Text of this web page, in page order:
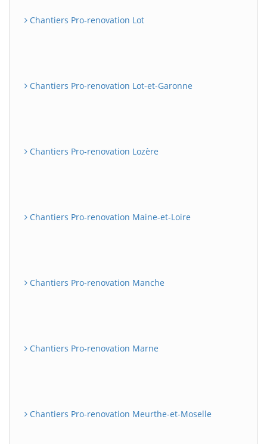
Chantiers Pro-renovation Lot
Chantiers Pro-renovation Lot-et-Garonne
Chantiers Pro-renovation Lozère
Chantiers Pro-renovation Maine-et-Loire
Chantiers Pro-renovation Manche
Chantiers Pro-renovation Marne
Chantiers Pro-renovation Meurthe-et-Moselle